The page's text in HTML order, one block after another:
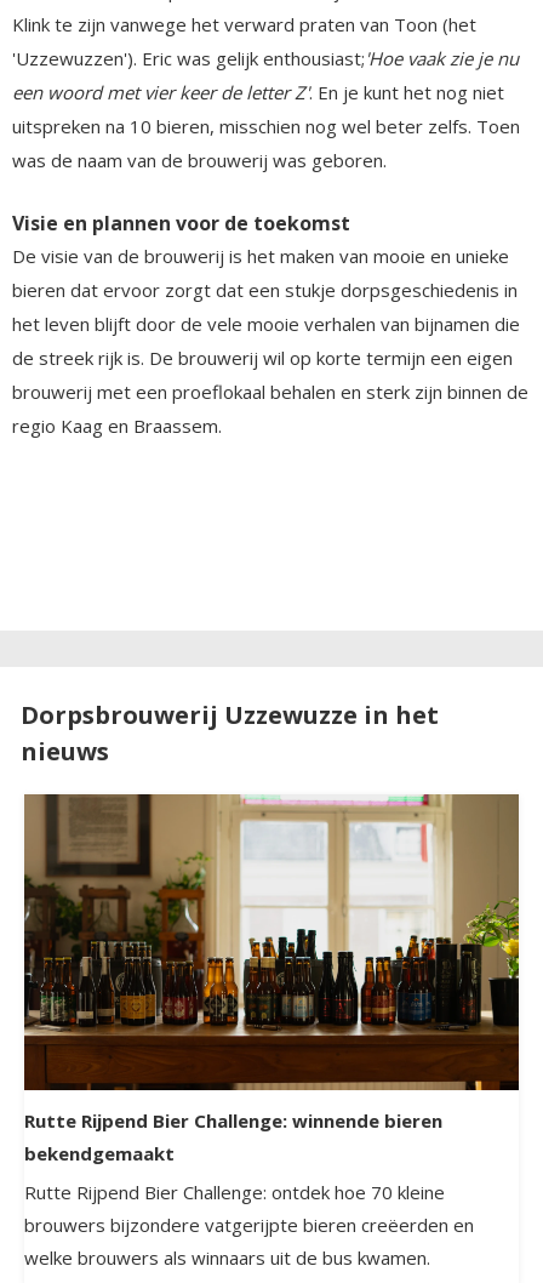
Klink te zijn vanwege het verward praten van Toon (het
'Uzzewuzzen'). Eric was gelijk enthousiast; 'Hoe vaak zie je nu
een woord met vier keer de letter Z'. En je kunt het nog niet
uitspreken na 10 bieren, misschien nog wel beter zelfs. Toen
was de naam van de brouwerij was geboren.
Visie en plannen voor de toekomst
De visie van de brouwerij is het maken van mooie en unieke
bieren dat ervoor zorgt dat een stukje dorpsgeschiedenis in
het leven blijft door de vele mooie verhalen van bijnamen die
de streek rijk is. De brouwerij wil op korte termijn een eigen
brouwerij met een proeflokaal behalen en sterk zijn binnen de
regio Kaag en Braassem.
Dorpsbrouwerij Uzzewuzze in het
nieuws
Rutte Rijpend Bier Challenge: winnende bieren
bekendgemaakt
Rutte Rijpend Bier Challenge: ontdek hoe 70 kleine
brouwers bijzondere vatgerijpte bieren creëerden en
welke brouwers als winnaars uit de bus kwamen.